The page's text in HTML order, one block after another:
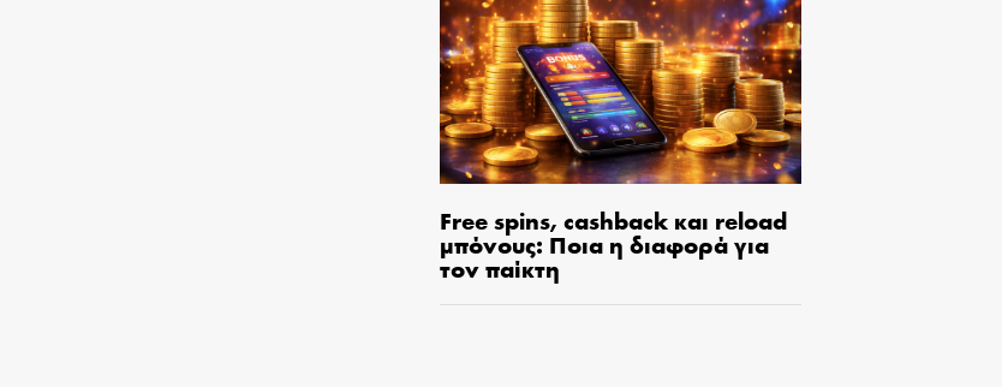
Free spins, cashback και reload
μπόνους: Ποια η διαφορά για
τον παίκτη